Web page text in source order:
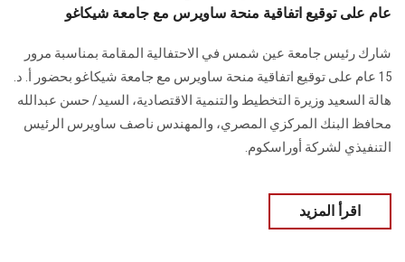
عام على توقيع اتفاقية منحة ساويرس مع جامعة شيكاغو
شارك رئيس جامعة عين شمس في الاحتفالية المقامة بمناسبة مرور
15 عام على توقيع اتفاقية منحة ساويرس مع جامعة شيكاغو بحضور أ. د.
هالة السعيد وزيرة التخطيط والتنمية الاقتصادية، السيد/ حسن عبدالله
محافظ البنك المركزي المصري، والمهندس ناصف ساويرس الرئيس
التنفيذي لشركة أوراسكوم.
اقرأ المزيد